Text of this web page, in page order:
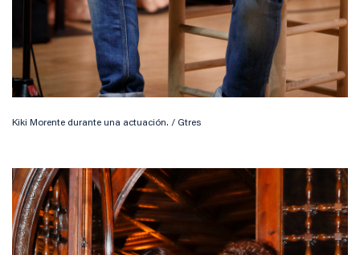
Kiki Morente durante una actuación. / Gtres